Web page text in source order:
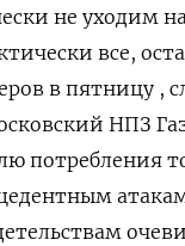
не уходим
все,
​в пятницу ,
​НПЗ
потребления